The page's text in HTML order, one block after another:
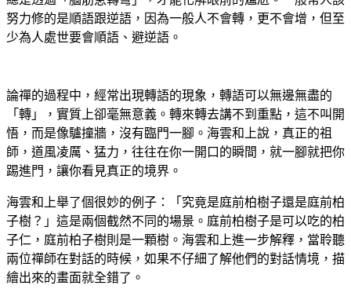
努力修的是順語跟逆語，因為一般人不會轉，更不會增，但至
少為人處世要會順語、避逆語。
論禪的過程中，經常出現轉語的現象，轉語可以無邊無盡的
「轉」，實質上卻毫無意義。轉來轉去講不到重點，這不叫開
悟，而是像驢撞牆，沒有臨門一腳。海雲和上說，真正的祖
師，道風凌厲、猛力，往往在你一開口的瞬間，就一腳就把你
踢進門，讓你看見真正的境界。
海雲和上舉了個很妙的例子：「究竟是庭前柏樹子還是庭前柏
子樹？」這是兩個截然不同的場景。庭前柏樹子是可以吃的柏
子仁，庭前柏子樹則是一顆樹。海雲和上進一步解釋，當聆聽
兩位禪師在對話的時候，如果不仔細了解他們的對話情境，描
繪出來的畫面就全錯了。